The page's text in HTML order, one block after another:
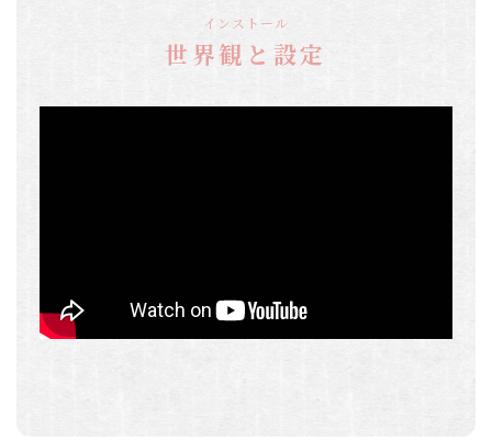
インストール
世界観と設定